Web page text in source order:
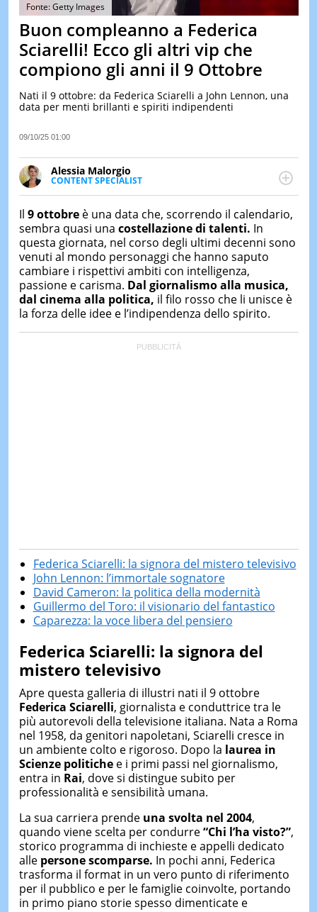
TEST
LE
DI
IERI
Fonte: Getty Images
Buon compleanno a Federica
Sciarelli! Ecco gli altri vip che
compiono gli anni il 9 Ottobre
Nati il 9 ottobre: da Federica Sciarelli a John Lennon, una
data per menti brillanti e spiriti indipendenti
09/10/25 01:00
Alessia Malorgio
CONTENT SPECIALIST
Ha conseguito un Master in Marketing Management
occupa della creazione di contenuti in ottica SEO e
dello sviluppo di strategie marketing attraverso
canali digitali.
Il 9 ottobreè una data che, scorrendo il calendario,
sembra quasi una costellazione di talenti. In
questa giornata, nel corso degli ultimi decenni sono
venuti al mondo personaggi che hanno saputo
cambiare i rispettivi ambiti con intelligenza,
passione e carisma. Dal giornalismo alla musica,
dal cinema alla politica, il filo rosso che li unisce è
la forza delle idee e l’indipendenza dello spirito.
Federica Sciarelli: la signora del mistero televisivo
John Lennon: l’immortale sognatore
David Cameron: la politica della modernità
Guillermo del Toro: il visionario del fantastico
Caparezza: la voce libera del pensiero
Federica Sciarelli: la signora del
mistero televisivo
Apre questa galleria di illustri nati il 9 ottobre
Federica Sciarelli, giornalista e conduttrice tra le
più autorevoli della televisione italiana. Nata a Roma
nel 1958, da genitori napoletani, Sciarelli cresce in
un ambiente colto e rigoroso. Dopo la laurea in
Scienze politichee i primi passi nel giornalismo,
entra in Rai, dove si distingue subito per
professionalità e sensibilità umana.
La sua carriera prende una svolta nel 2004,
quando viene scelta per condurre“Chi l’ha visto?”,
storico programma di inchieste e appelli dedicato
alle persone scomparse. In pochi anni, Federica
trasforma il format in un vero punto di riferimento
per il pubblico e per le famiglie coinvolte, portando
in primo piano storie spesso dimenticate e